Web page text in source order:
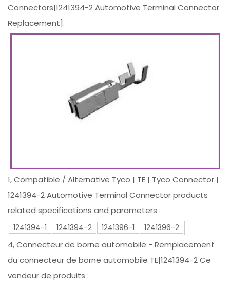
Connectors|1241394-2 Automotive Terminal Connector
Replacement].
1, Compatible / Alternative Tyco | TE | Tyco Connector |
1241394-2 Automotive Terminal Connector products
related specifications and parameters :
1241394-1 1241394-2 1241396-1 1241396-2
4, Connecteur de borne automobile - Remplacement
du connecteur de borne automobile TE|1241394-2 Ce
vendeur de produits :